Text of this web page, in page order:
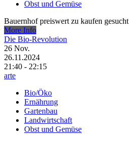
Obst und Gemüse
Bauernhof preiswert zu kaufen gesucht
More Info
Die Bio-Revolution
26 Nov.
26.11.2024
21:40 - 22:15
arte
Bio/Öko
Ernährung
Gartenbau
Landwirtschaft
Obst und Gemüse